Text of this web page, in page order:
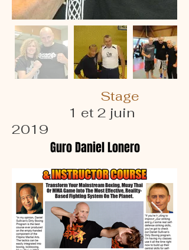
Stage
1 et 2 juin
2019
Guro Daniel Lonero